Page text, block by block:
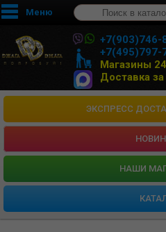
Меню
+7(903)746-
+7(495)797-
Магазины
Доставка за
ЭКСПРЕСС
HАШИ